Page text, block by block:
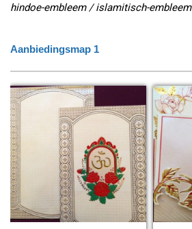
hindoe-embleem / islamitisch-embleem
Aanbiedingsmap 1